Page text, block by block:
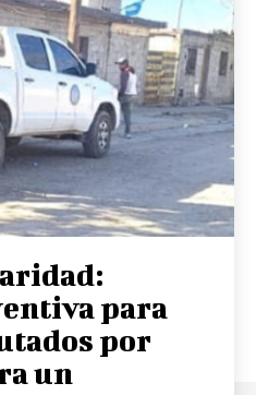
para
por
un